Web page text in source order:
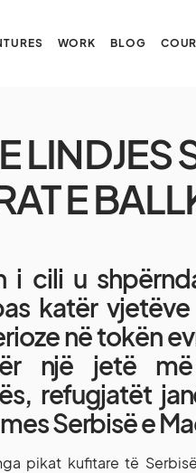
WORK BLOG
LINDJES
E
i cili u
katër
në tokën
një jetë
refugjatët
Serbisë e
pikat kufitare të